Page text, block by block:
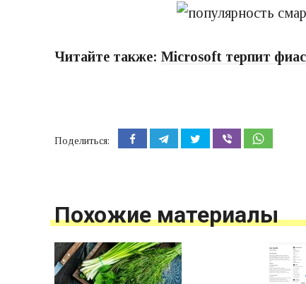
Читайте также: Microsoft терпит
Поделиться:
Похожие материалы